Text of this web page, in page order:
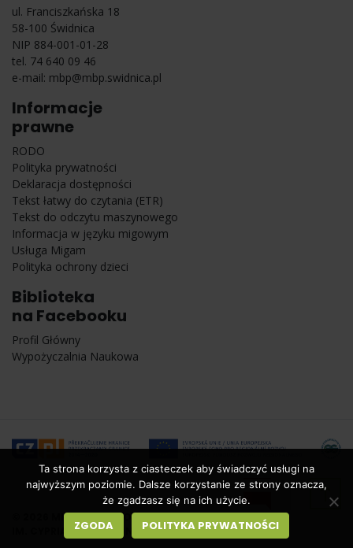
ul. Franciszkańska 18
58-100 Świdnica
NIP 884-001-01-28
tel. 74 640 09 46
e-mail: mbp@mbp.swidnica.pl
Informacje
prawne
RODO
Polityka prywatności
Deklaracja dostępności
Tekst łatwy do czytania (ETR)
Tekst do odczytu maszynowego
Informacja w języku migowym
Usługa Migam
Polityka ochrony dzieci
Biblioteka
na Facebooku
Profil Główny
Wypożyczalnia Naukowa
© 2026 MIEJSKA BIBLIOTEKA PUBLICZNA
IM. CYPRIANA KAMILA NORWIDA W ŚWIDNICY
Ta strona korzysta z ciasteczek aby świadczyć usługi na
najwyższym poziomie. Dalsze korzystanie ze strony oznacza,
że zgadzasz się na ich użycie.
ZGODA POLITYKA PRYWATNOŚCI